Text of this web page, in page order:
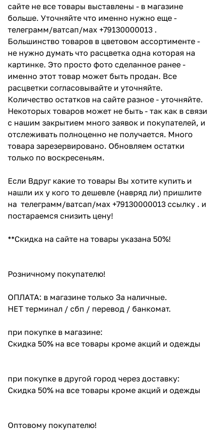
сайте не все товары выставлены - в магазине
больше. Уточняйте что именно нужно еще -
телеграмм/ватсап/мах +79130000013 .
Большинство товаров в цветовом ассортименте -
не нужно думать что расцветка одна которая на
картинке. Это просто фото сделанное ранее -
именно этот товар может быть продан. Все
расцветки согласовывайте и уточняйте.
Количество остатков на сайте разное - уточняйте.
Некоторых товаров может не быть - так как в связи
с нашим закрытием много заявок и покупателей, и
отслеживать полноценно не получается. Много
товара зарезервировано. Обновляем остатки
только по воскресеньям.
Если Вдруг какие то товары Вы хотите купить и
нашли их у кого то дешевле (навряд ли) пришлите
на телеграмм/ватсап/мах +79130000013 ссылку . и
постараемся снизить цену!
**Скидка на сайте на товары указана 50%!
Розничному покупателю!
ОПЛАТА: в магазине только За наличные.
НЕТ терминал / сбп / перевод / банкомат.
при покупке в магазине:
Скидка 50% на все товары кроме акций и одежды
при покупке в другой город через доставку:
Скидка 50% на все товары кроме акций и одежды
Оптовому покупателю!